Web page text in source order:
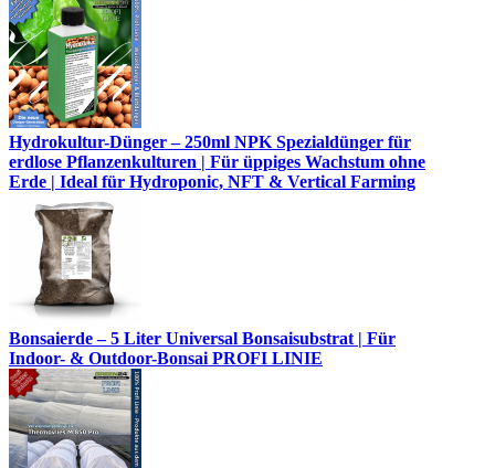
Hydrokultur-Dünger – 250ml NPK Spezialdünger für
erdlose Pflanzenkulturen | Für üppiges Wachstum ohne
Erde | Ideal für Hydroponic, NFT & Vertical Farming
Bonsaierde – 5 Liter Universal Bonsaisubstrat | Für
Indoor- & Outdoor-Bonsai PROFI LINIE